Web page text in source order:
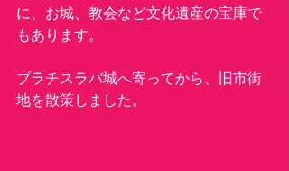
に、お城、教会など文化遺産の宝庫で
もあります。
ブラチスラバ城へ寄ってから、旧市街
地を散策しました。